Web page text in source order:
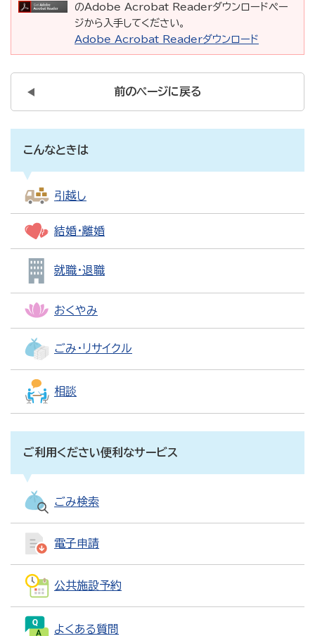
のAdobe Acrobat Readerダウンロードペー
ジから入手してください。
Adobe Acrobat Readerダウンロード
前のページに戻る
こんなときは
引越し
結婚・離婚
就職・退職
おくやみ
ごみ・リサイクル
相談
ご利用ください便利なサービス
ごみ検索
電子申請
公共施設予約
よくある質問